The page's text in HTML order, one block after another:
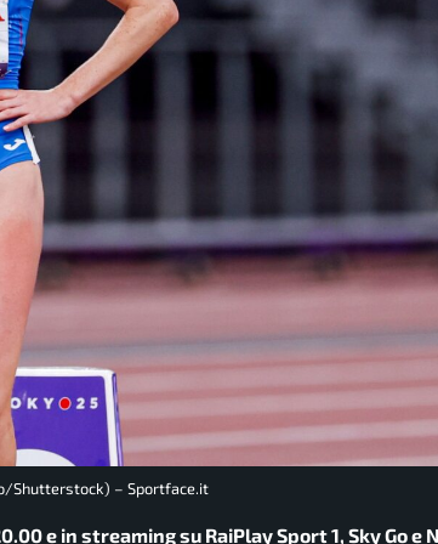
Shutterstock) – Sportface.it
e in streaming su RaiPlay Sport 1, Sky Go e